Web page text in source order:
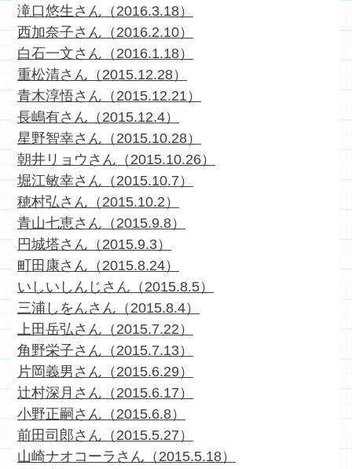
滝口悠生さん（2016.3.18）
西加奈子さん（2016.2.10）
白石一文さん（2016.1.18）
重松清さん（2015.12.28）
青木淳悟さん（2015.12.21）
長嶋有さん（2015.12.4）
星野智幸さん（2015.10.28）
朝井リョウさん（2015.10.26）
堀江敏幸さん（2015.10.7）
穂村弘さん（2015.10.2）
青山七恵さん（2015.9.8）
円城塔さん（2015.9.3）
町田康さん（2015.8.24）
いしいしんじさん（2015.8.5）
三浦しをんさん（2015.8.4）
上田岳弘さん（2015.7.22）
角野栄子さん（2015.7.13）
片岡義男さん（2015.6.29）
辻村深月さん（2015.6.17）
小野正嗣さん（2015.6.8）
前田司郎さん（2015.5.27）
山崎ナオコーラさん（2015.5.18）